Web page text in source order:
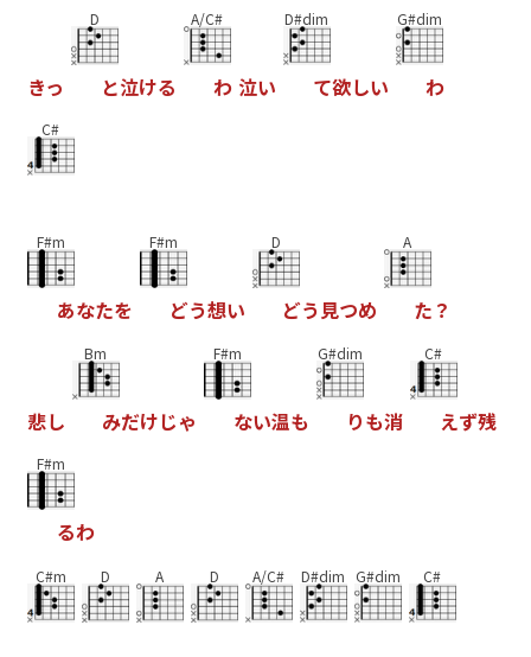
きっ
D
と泣ける
A/C#
わ 泣い
D#dim
て欲しい
G#dim
わ
C#
F#m
あなたを
F#m
どう想い
D
どう 見つめ
A
た ？
悲し
Bm
みだけじゃ
F#m
ない温も
G#dim
りも消
C#
えず残
F#m
るわ
C#m D A D A/C# D#dim G#dim C#